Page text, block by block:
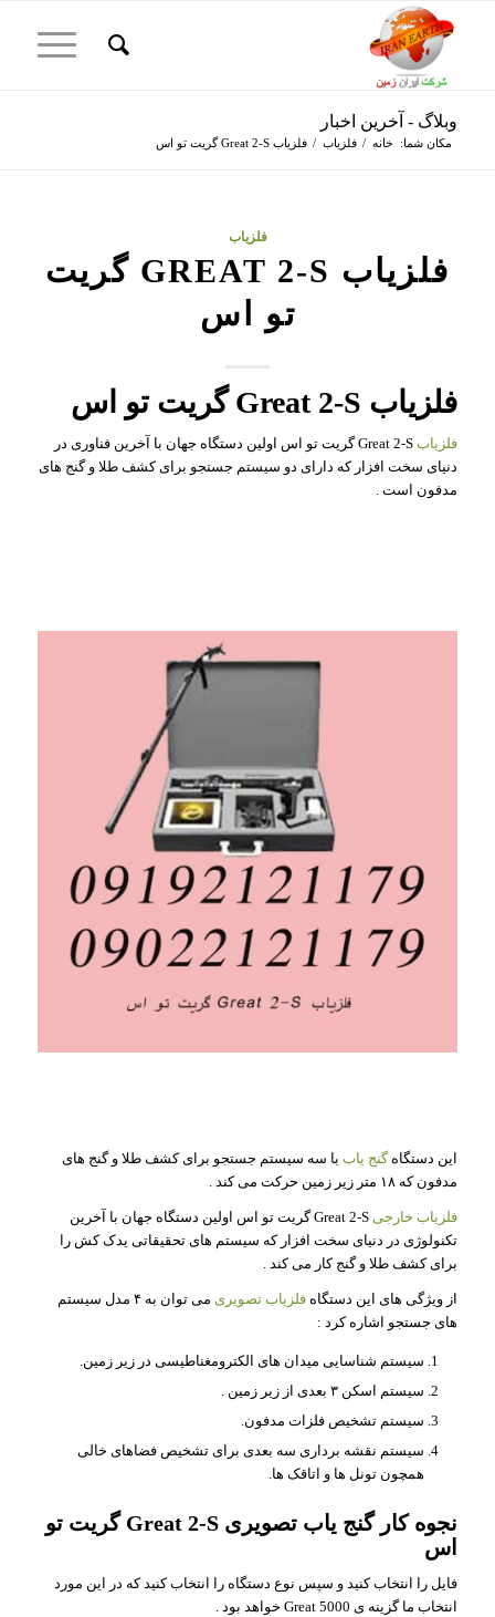
وبلاگ - آخرین اخبار
مکان شما: خانه / فلزیاب / فلزیاب Great 2-S گریت تو اس
فلزیاب
فلزیاب GREAT 2-S گریت
تو اس
فلزیاب Great 2-S گریت تو اس
فلزیاب
Great 2-S گریت تو اس اولین دستگاه جهان با آخرین فناوری در
دنیای سخت افزار که دارای دو سیستم جستجو برای کشف طلا و گنج های
مدفون است .
این دستگاهگنج یاببا سه سیستم جستجو برای کشف طلا و گنج های
مدفون که ۱۸ متر زیر زمین حرکت می کند .
فلزیاب خارجی
Great 2-S گریت تو اس اولین دستگاه جهان با آخرین
تکنولوژی در دنیای سخت افزار که سیستم های تحقیقاتی یدک کش را
برای کشف طلا و گنج کار می کند .
از ویژگی های این دستگاه فلزیاب تصویری
می توان به ۴ مدل سیستم
های جستجو اشاره کرد :
سیستم شناسایی میدان های الکترومغناطیسی در زیر زمین.
سیستم اسکن ۳ بعدی از زیر زمین .
سیستم تشخیص فلزات مدفون.
سیستم نقشه برداری سه بعدی برای تشخیص فضاهای خالی
همچون تونل ها و اتاقک ها.
نجوه کار گنج یاب تصویری Great 2-S گریت تو
اس
فایل را انتخاب کنید و سپس نوع دستگاه را انتخاب کنید که در این مورد
انتخاب ما گزینه ی Great 5000 خواهد بود .